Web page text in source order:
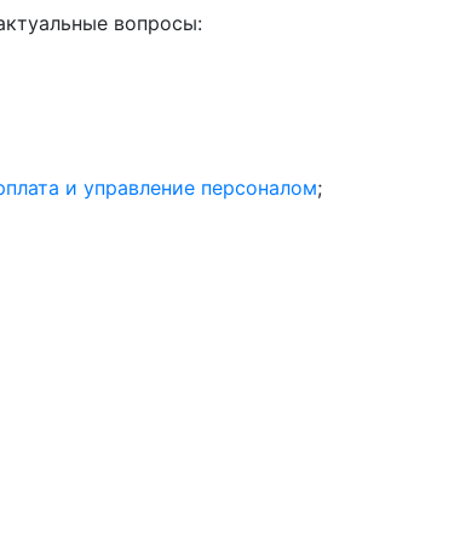
вопросы:
и управление персоналом;